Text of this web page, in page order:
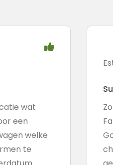
wat
een
welke
te